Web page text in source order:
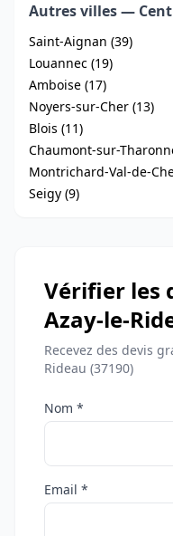
Autres villes —
Saint-Aignan (39)
Louannec (19)
Amboise (17)
Noyers-sur-Cher (13)
Blois (11)
Chaumont-sur-
Montrichard-Val-de-
Seigy (9)
Vérifier les
Azay-le-
Recevez des devis
Rideau (37190)
Nom *
Email *